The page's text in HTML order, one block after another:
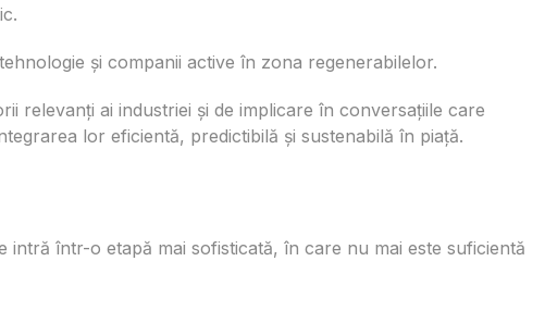
și companii active în zona regenerabilelor.
relevanți ai industriei și de implicare în conversațiile care
lor eficientă, predictibilă și sustenabilă în piață.
într-o etapă mai sofisticată, în care nu mai este suficientă